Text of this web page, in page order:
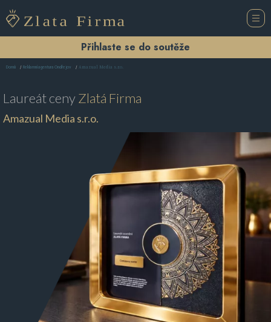
Přihlaste se do soutěže
Domů Reklamní agentura Ondřejov Amazual Media s.r.o.
Laureát cenyZlatá Firma
Amazual Media s.r.o.